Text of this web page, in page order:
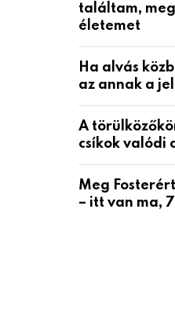
találtam,
életemet
Ha alvás
az annak a
A
csíkok valódi
Meg
– itt van ma,